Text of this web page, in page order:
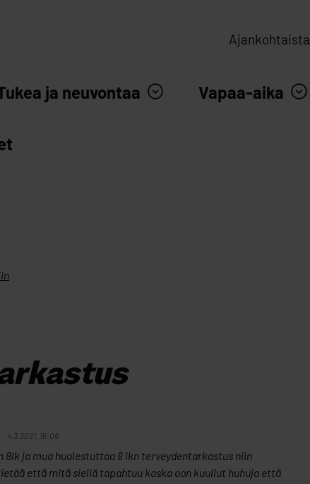
Ajankohtaista
ja neuvontaa Vapaa-aika
4.3.2021, 15:08
8lk ja mua huolestuttaa 8 lkn terveydentarkastus niin
että mitä siellä tapahtuu koska oon kuullut huhuja että